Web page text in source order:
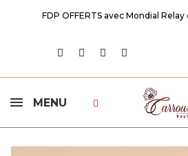
FDP OFFERTS avec Mondial
MENU